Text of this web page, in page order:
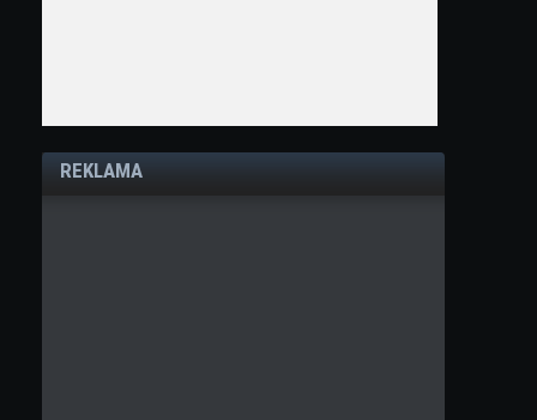
REKLAMA